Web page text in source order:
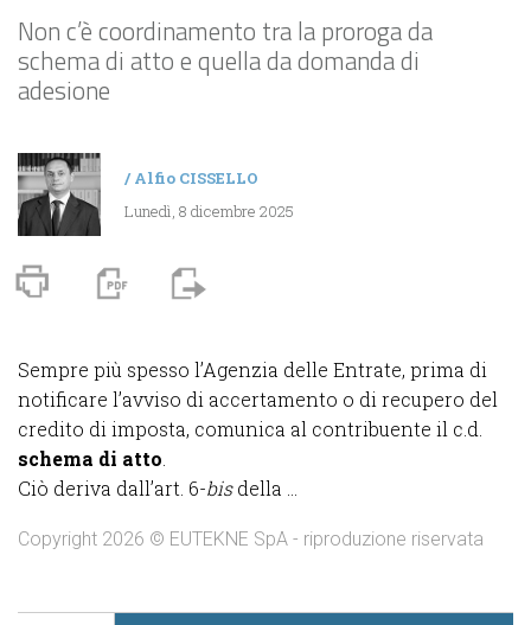
Non c’è coordinamento tra la proroga da
schema di atto e quella da domanda di
adesione
/Alfio CISSELLO
Lunedì, 8 dicembre 2025
Sempre più spesso l’Agenzia delle Entrate, prima di
notificare l’avviso di accertamento o di recupero del
credito di imposta, comunica al contribuente il c.d.
schema di atto
Ciò deriva dall’art. 6-bisdella ...
Copyright 2026 © EUTEKNE SpA - riproduzione riservata